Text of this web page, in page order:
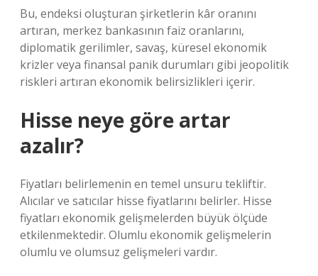
Bu, endeksi oluşturan şirketlerin kâr oranını
artıran, merkez bankasının faiz oranlarını,
diplomatik gerilimler, savaş, küresel ekonomik
krizler veya finansal panik durumları gibi jeopolitik
riskleri artıran ekonomik belirsizlikleri içerir.
Hisse neye göre artar
azalır?
Fiyatları belirlemenin en temel unsuru tekliftir.
Alıcılar ve satıcılar hisse fiyatlarını belirler. Hisse
fiyatları ekonomik gelişmelerden büyük ölçüde
etkilenmektedir. Olumlu ekonomik gelişmelerin
olumlu ve olumsuz gelişmeleri vardır.